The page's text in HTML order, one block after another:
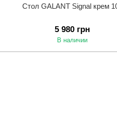
Стол GALANT Signal крем
5 980 грн
В наличии